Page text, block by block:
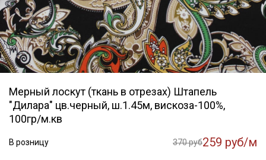
Мерный лоскут (ткань в отрезах) Штапель
"Дилара" цв.черный, ш.1.45м, вискоза-100%,
100гр/м.кв
В розницу 370 руб259 руб/м